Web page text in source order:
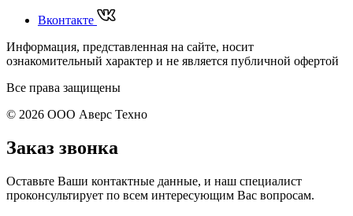
Вконтакте
Информация, представленная на сайте, носит
ознакомительный характер и не является публичной офертой
Все права защищены
© 2026 ООО Аверс Техно
Заказ звонка
Оставьте Ваши контактные данные, и наш специалист
проконсультирует по всем интересующим Вас вопросам.